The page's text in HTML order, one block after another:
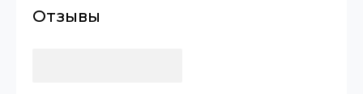
Отзывы